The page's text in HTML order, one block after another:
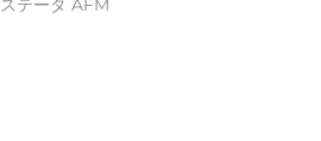
ステータ AFM